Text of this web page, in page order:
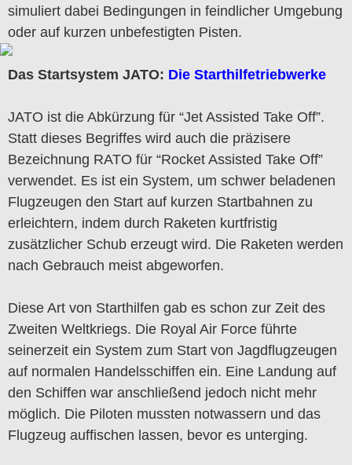
simuliert dabei Bedingungen in feindlicher Umgebung
oder auf kurzen unbefestigten Pisten.
Das Startsystem JATO: Die Starthilfetriebwerke
JATO ist die Abkürzung für “Jet Assisted Take Off”.
Statt dieses Begriffes wird auch die präzisere
Bezeichnung RATO für “Rocket Assisted Take Off”
verwendet. Es ist ein System, um schwer beladenen
Flugzeugen den Start auf kurzen Startbahnen zu
erleichtern, indem durch Raketen kurtfristig
zusätzlicher Schub erzeugt wird. Die Raketen werden
nach Gebrauch meist abgeworfen.
Diese Art von Starthilfen gab es schon zur Zeit des
Zweiten Weltkriegs. Die Royal Air Force führte
seinerzeit ein System zum Start von Jagdflugzeugen
auf normalen Handelsschiffen ein. Eine Landung auf
den Schiffen war anschließend jedoch nicht mehr
möglich. Die Piloten mussten notwassern und das
Flugzeug auffischen lassen, bevor es unterging.